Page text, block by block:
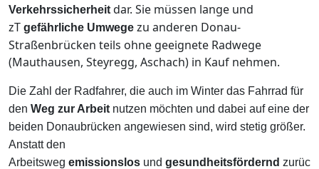
Verkehrssicherheit dar. Sie müssen lange und
zT gefährliche Umwege zu anderen Donau-
Straßenbrücken teils ohne geeignete Radwege
(Mauthausen, Steyregg, Aschach) in Kauf nehmen.
Die Zahl der Radfahrer, die auch im Winter das Fahrrad für
den Weg zur Arbeit nutzen möchten und dabei auf eine der
beiden Donaubrücken angewiesen sind, wird stetig größer.
Anstatt den
Arbeitsweg emissionslos und gesundheitsfördernd